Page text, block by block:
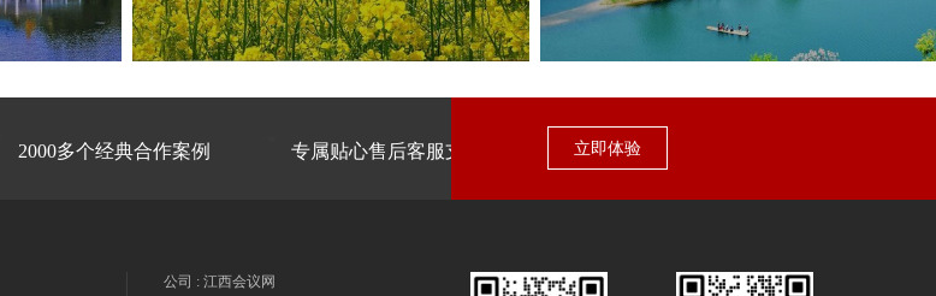
2000多个经典合作案例 专属贴心售后客服支持 立即体验
公司 : 江西会议网